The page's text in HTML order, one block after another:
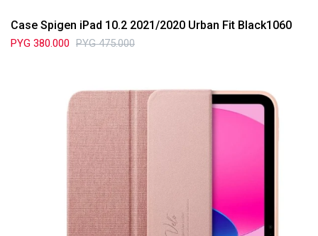
Case Spigen iPad 10.2 2021/2020 Urban Fit Black1060
PYG 380.000 PYG 475.000